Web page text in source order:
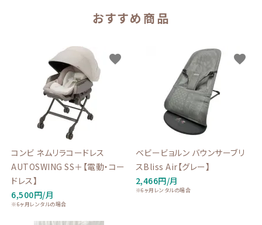
おすすめ商品
コンビ ネムリラコードレス
AUTOSWING SS＋【電動・コー
ドレス】
6,500円/月
※6ヶ月レンタルの場合
favorite
ベビービョルン バウンサーブリ
スBliss Air【グレー】
2,466円/月
※6ヶ月レンタルの場合
favorite